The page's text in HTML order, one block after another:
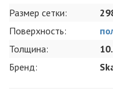
Размер сетки:
Поверхность:
Толщина:
Бренд: